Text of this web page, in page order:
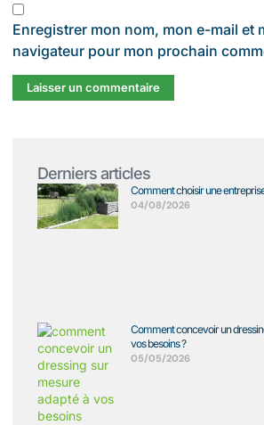
Enregistrer mon nom, mon e-mail et
navigateur pour mon prochain
Derniers articles
Comment choisir une
04/08/2026
Comment concevoir un
vos besoins ?
05/05/2026